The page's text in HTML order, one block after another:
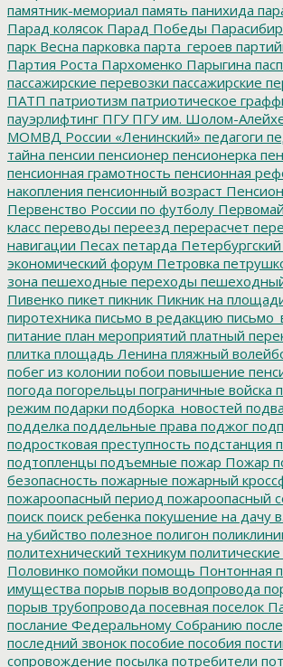
памятник-мемориал память панихида
Парад колясок Парад Победы
парк Весна парковка парта_героев
Партия Роста Пархоменко Парыгина
пассажирские перевозки пассажирские
ПАТП патриотизм патриотическое
пауэрлифтинг ПГУПГУ им. Шолом-
МОМВД России «Ленинский» педагоги
тайна пенсии пенсионер пенсионерка
пенсионная грамотность пенсионная
накопления пенсионный возраст
Первенство России по футболу
класс переводы переезд перерасчет
навигации Песах петарда
экономический форум Петровка
зона пешеходные переходы
Пивенко пикет пикник Пикник на
пиротехника письмо в редакцию
питание план мероприятий платный
плитка площадь Ленина пляжный
побег из колонии побои повышение
погода погорельцы пограничные войска
режим подарки подборка_новостей
подделка поддельные права поджог
подростковая преступность подстанция
подтопленцы подъемные пожар Пожар
безопасность пожарные пожарный
пожароопасный период пожароопасный
поиск поиск ребенка покушение на дачу
на убийство полезное полигон
политехнический техникум
Половинко помойки помощь Понтонная
имущества порыв порыв водопровода
порыв трубопровода посевная поселок
послание Федеральному Собранию
последний звонок пособие пособия
сопровождение посылка потребители